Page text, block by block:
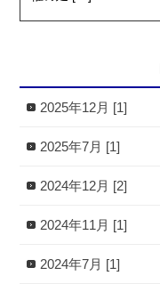
2025年12月 [1]
2025年7月 [1]
2024年12月 [2]
2024年11月 [1]
2024年7月 [1]